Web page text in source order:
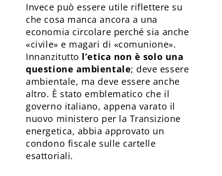
Invece può essere utile riflettere su
che cosa manca ancora a una
economia circolare perché sia anche
«civile» e magari di «comunione».
Innanzitutto l’etica non è solo una
questione ambientale; deve essere
ambientale, ma deve essere anche
altro. È stato emblematico che il
governo italiano, appena varato il
nuovo ministero per la Transizione
energetica, abbia approvato un
condono fiscale sulle cartelle
esattoriali.